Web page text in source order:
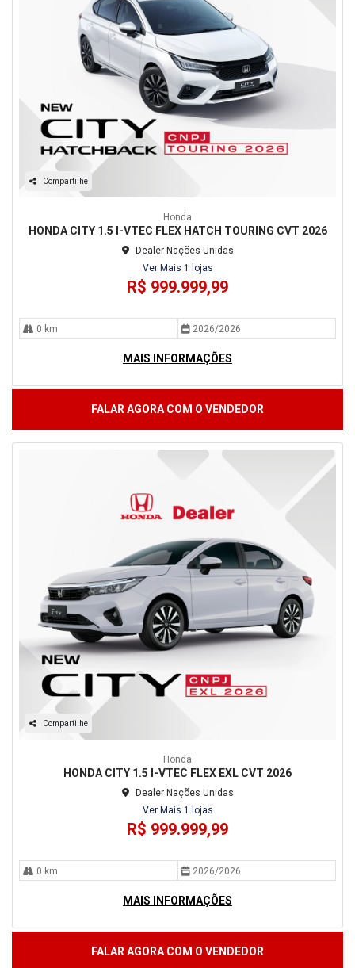
Compartilhe
Honda
HONDA CITY 1.5 I-VTEC FLEX HATCH TOURING CVT 2026
Dealer Nações Unidas
Ver Mais 1 lojas
R$ 999.999,99
0 km 2026/2026
MAIS INFORMAÇÕES
FALAR AGORA COM O VENDEDOR
Compartilhe
Honda
HONDA CITY 1.5 I-VTEC FLEX EXL CVT 2026
Dealer Nações Unidas
Ver Mais 1 lojas
R$ 999.999,99
0 km 2026/2026
MAIS INFORMAÇÕES
FALAR AGORA COM O VENDEDOR